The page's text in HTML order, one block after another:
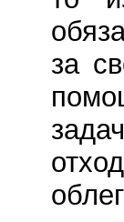
за